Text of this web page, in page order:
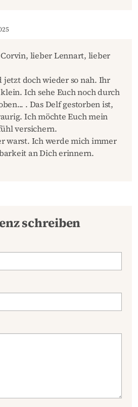
lieber Lennart, lieber
jetzt doch wieder so nah. Ihr
Ich sehe Euch noch durch
. Das Delf gestorben ist,
Ich möchte Euch mein
versichern.
warst. Ich werde mich immer
an Dich erinnern.
schreiben